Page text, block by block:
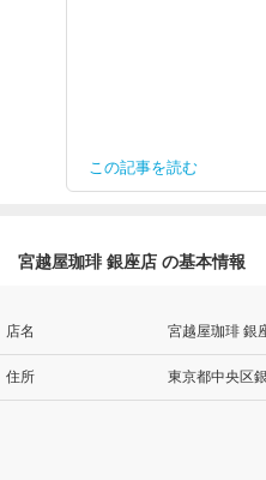
この記事を読む
宮越屋珈琲 銀座店 の基本情報
店名 宮越屋珈琲 銀
住所 東京都中央区